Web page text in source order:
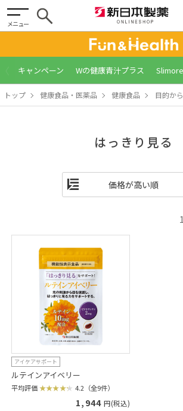
メニュー
キャンペーン Wの健康青汁プラス
トップ 健康食品・医薬品 健康食品 目的か
はっきり見る
1
アイケアサポート
ルテインアイベリー
平均評価 4.2（全9件）
1,944 円(税込)